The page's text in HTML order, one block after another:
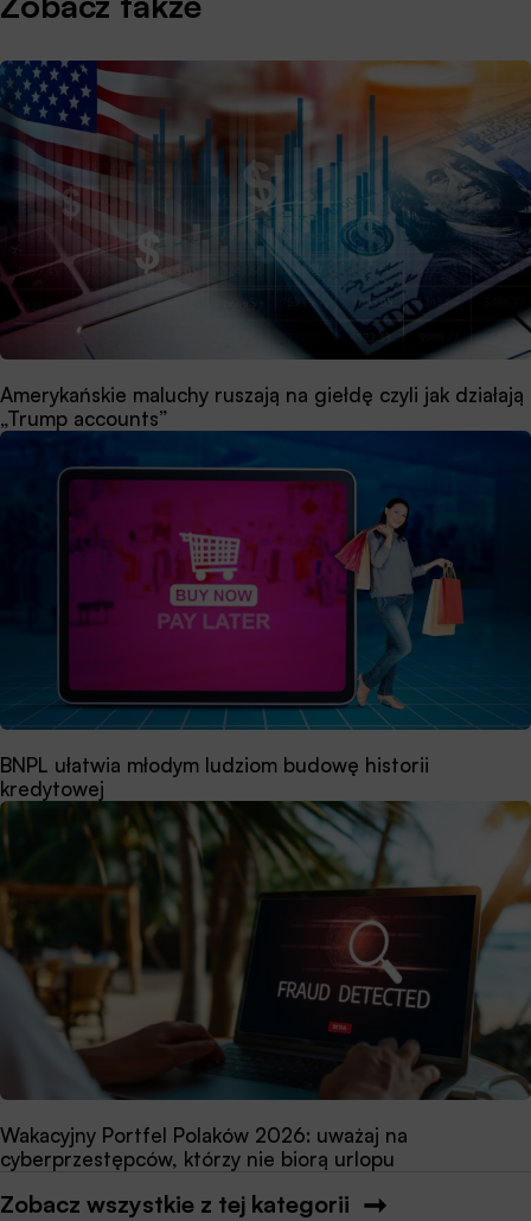
Amerykańskie maluchy ruszają na giełdę czyli jak działają
„Trump accounts”
BNPL ułatwia młodym ludziom budowę historii
kredytowej
Wakacyjny Portfel Polaków 2026: uważaj na
cyberprzestępców, którzy nie biorą urlopu
Zobacz wszystkie z tej kategorii